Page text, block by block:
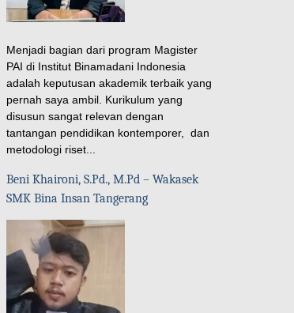
Menjadi bagian dari program Magister
PAI di Institut Binamadani Indonesia
adalah keputusan akademik terbaik yang
pernah saya ambil. Kurikulum yang
disusun sangat relevan dengan
tantangan pendidikan kontemporer, dan
metodologi riset...
Beni Khaironi, S.Pd., M.Pd – Wakasek
SMK Bina Insan Tangerang